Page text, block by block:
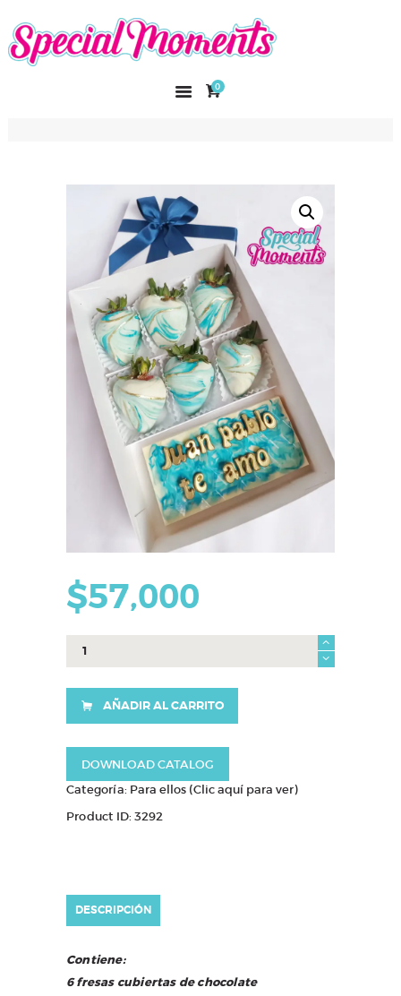
0
SPECIAL MOMENTS
El amor hecho arte
CURSOS
CONTACTO
$57,000
Caja
AÑADIR AL CARRITO
DOWNLOAD CATALOG
Categoría: Para ellos (Clic aquí para ver)
Product ID:3292
DESCRIPCIÓN
Contiene:
6 fresas cubiertas de chocolate